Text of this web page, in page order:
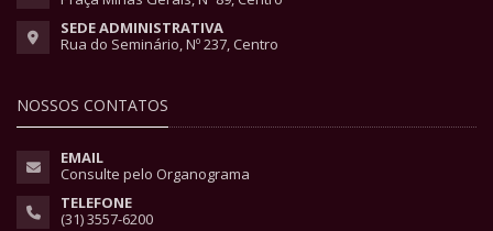
SEDE ADMINISTRATIVA
Rua do Seminário, Nº 237, Centro
NOSSOS CONTATOS
EMAIL
Consulte pelo Organograma
TELEFONE
(31) 3557-6200